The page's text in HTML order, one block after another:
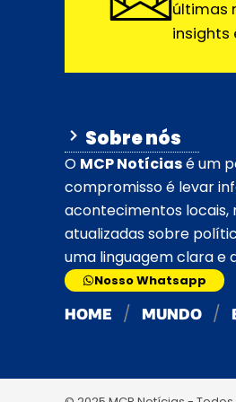
últimas
insights
Sobre nós
O MCP Notíciasé um
compromisso é levar
acontecimentos locais,
atualizadas sobre
uma linguagem clara e
Nosso Whatsapp
HOME MUNDO